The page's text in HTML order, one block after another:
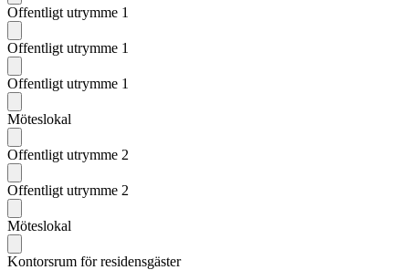
Offentligt utrymme 1
Offentligt utrymme 1
Offentligt utrymme 1
Möteslokal
Offentligt utrymme 2
Offentligt utrymme 2
Möteslokal
Kontorsrum för residensgäster